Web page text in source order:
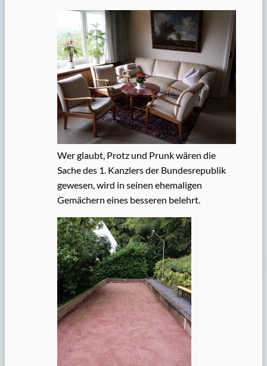
Wer glaubt, Protz und Prunk wären die
Sache des 1. Kanzlers der Bundesrepublik
gewesen, wird in seinen ehemaligen
Gemächern eines besseren belehrt.